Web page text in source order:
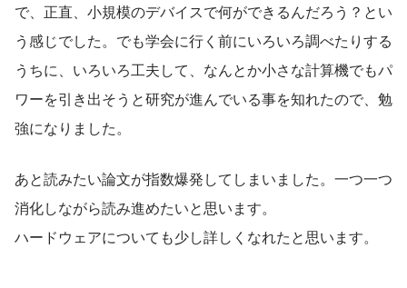
で、正直、小規模のデバイスで何ができるんだろう？とい
う感じでした。でも学会に行く前にいろいろ調べたりする
うちに、いろいろ工夫して、なんとか小さな計算機でもパ
ワーを引き出そうと研究が進んでいる事を知れたので、勉
強になりました。
あと読みたい論文が指数爆発してしまいました。一つ一つ
消化しながら読み進めたいと思います。
ハードウェアについても少し詳しくなれたと思います。